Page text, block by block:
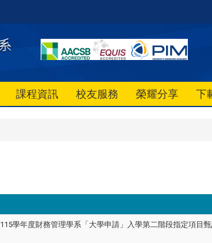
課程資訊 校友服務 榮耀分享 下
115學年度財務管理學系「大學申請」入學第二階段指定項目